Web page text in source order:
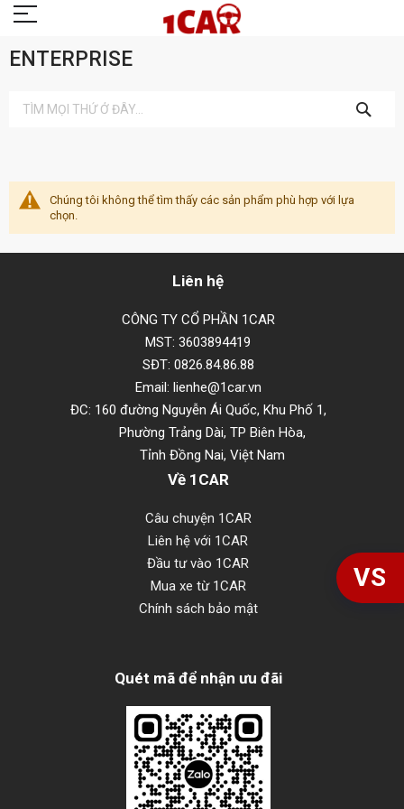
ENTERPRISE
KIẾM
Chúng tôi không thể tìm thấy các sản phẩm phù hợp với lựa
chọn.
Liên hệ
CÔNG TY CỔ PHẦN 1CAR
MST: 3603894419
SĐT: 0826.84.86.88
Email: lienhe@1car.vn
ĐC: 160 đường Nguyễn Ái Quốc, Khu Phố 1,
Phường Trảng Dài, TP Biên Hòa,
Tỉnh Đồng Nai, Việt Nam
Về 1CAR
Câu chuyện 1CAR
Liên hệ với 1CAR
Đầu tư vào 1CAR
Mua xe từ 1CAR
Chính sách bảo mật
Quét mã để nhận ưu đãi
VS